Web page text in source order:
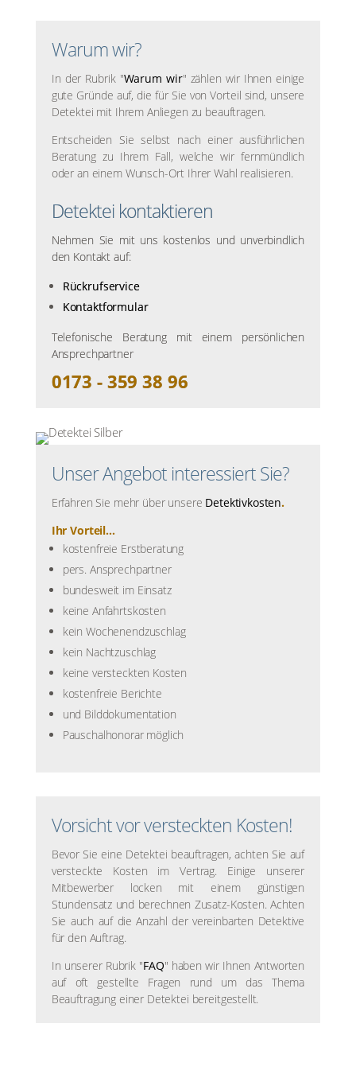
Warum wir?
In der Rubrik "Warum wir" zählen wir Ihnen einige
gute Gründe auf, die für Sie von Vorteil sind, unsere
Detektei mit Ihrem Anliegen zu beauftragen.
Entscheiden Sie selbst nach einer ausführlichen
Beratung zu Ihrem Fall, welche wir fernmündlich
oder an einem Wunsch-Ort Ihrer Wahl realisieren.
Detektei kontaktieren
Nehmen Sie mit uns kostenlos und unverbindlich
den Kontakt auf:
Rückrufservice
Kontaktformular
Telefonische Beratung mit einem persönlichen
Ansprechpartner
0173 - 359 38 96
Unser Angebot interessiert Sie?
Erfahren Sie mehr über unsere Detektivkosten.
Ihr Vorteil...
kostenfreie Erstberatung
pers. Ansprechpartner
bundesweit im Einsatz
keine Anfahrtskosten
kein Wochenendzuschlag
kein Nachtzuschlag
keine versteckten Kosten
kostenfreie Berichte
und Bilddokumentation
Pauschalhonorar möglich
Vorsicht vor versteckten Kosten!
Bevor Sie eine Detektei beauftragen, achten Sie auf
versteckte Kosten im Vertrag. Einige unserer
Mitbewerber locken mit einem günstigen
Stundensatz und berechnen Zusatz-Kosten. Achten
Sie auch auf die Anzahl der vereinbarten Detektive
für den Auftrag.
In unserer Rubrik "FAQ" haben wir Ihnen Antworten
auf oft gestellte Fragen rund um das Thema
Beauftragung einer Detektei bereitgestellt.